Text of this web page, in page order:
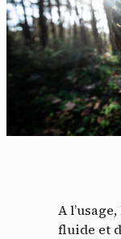
A
fluide et